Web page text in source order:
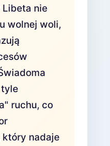
nie
wolnej woli,
ruchu, co
nadaje